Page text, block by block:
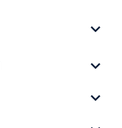


